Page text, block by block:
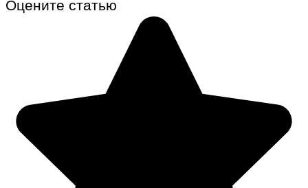
Оцените статью